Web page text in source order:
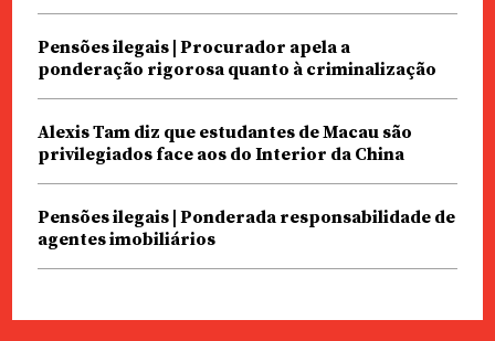
Pensões ilegais | Procurador apela a
ponderação rigorosa quanto à criminalização
Alexis Tam diz que estudantes de Macau são
privilegiados face aos do Interior da China
Pensões ilegais | Ponderada responsabilidade de
agentes imobiliários